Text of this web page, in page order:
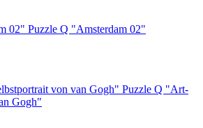
Puzzle Q "Amsterdam 02"
Puzzle Q "Art-
Gogh"